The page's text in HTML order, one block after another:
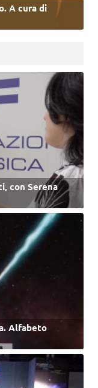
A cura di
con Serena
Alfabeto